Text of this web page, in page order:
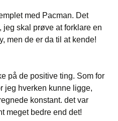
med Pacman. Det
jeg skal prøve at forklare en
men de er da til at kende!
på de positive ting. Som for
jeg hverken kunne ligge,
konstant. det var
meget bedre end det!